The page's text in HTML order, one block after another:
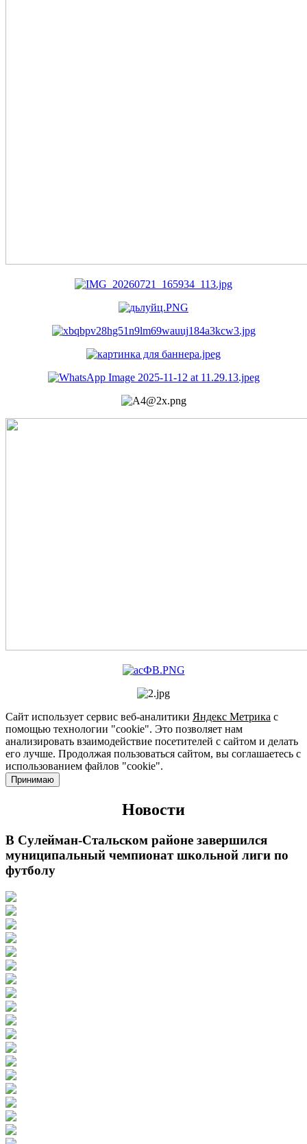
Сайт использует сервис веб-аналитики Яндекс Метрика с
помощью технологии "cookie". Это позволяет нам
анализировать взаимодействие посетителей с сайтом и делать
его лучше. Продолжая пользоваться сайтом, вы соглашаетесь с
использованием файлов "cookie".
Принимаю
Новости
В Сулейман-Стальском районе завершился
муниципальный чемпионат школьной лиги по
футболу